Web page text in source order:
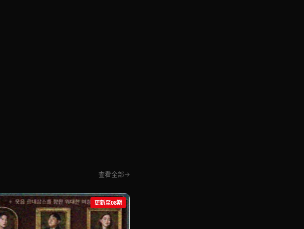
查看全部
更新至08期